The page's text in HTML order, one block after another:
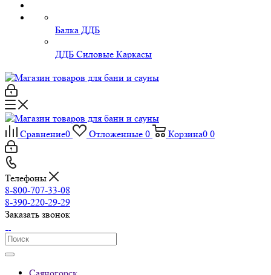
Балка ДДБ
ДДБ Силовые Каркасы
Сравнение0 Отложенные 0 Корзина0 0
Телефоны
8-800-707-33-08
8-390-220-29-29
Заказать звонок